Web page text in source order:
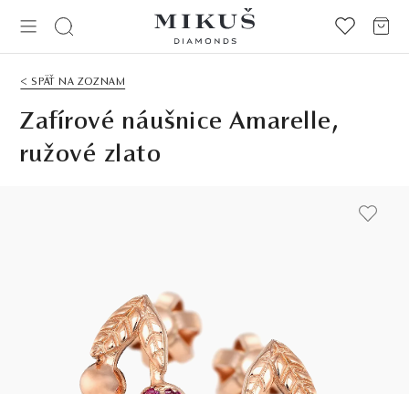
< SPÄŤ NA ZOZNAM
Zafírové náušnice Amarelle,
ružové zlato